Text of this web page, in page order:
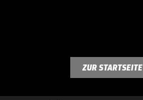
ZUR STARTSEITE